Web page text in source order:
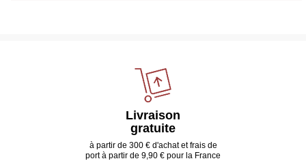
Livraison
gratuite
à partir de 300 € d'achat et frais de
port à partir de 9,90 € pour la France